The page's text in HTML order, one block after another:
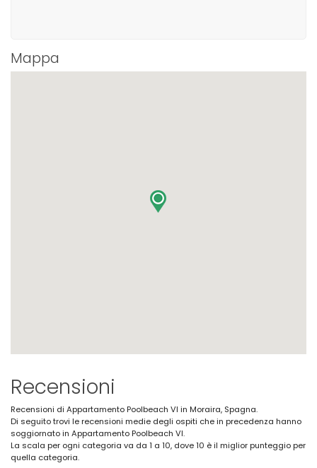
Mappa
Recensioni
Recensioni di Appartamento Poolbeach VI in Moraira, Spagna.
Di seguito trovi le recensioni medie degli ospiti che in precedenza hanno
soggiornato in Appartamento Poolbeach VI.
La scala per ogni categoria va da 1 a 10, dove 10 è il miglior punteggio per
quella categoria.